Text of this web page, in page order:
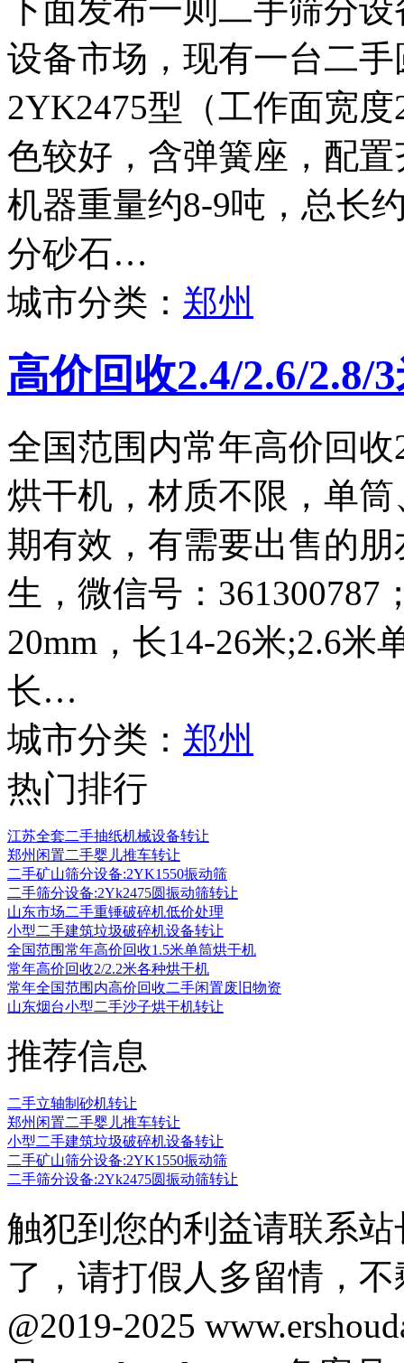
下面发布一则二手筛分
设备市场，现有一台二
2YK2475型（工作面宽
色较好，含弹簧座，配
机器重量约8-9吨，总长
分砂石…
城市分类： 郑州
高价回收2.4/2.6/2.8/
全国范围内常年高价回收
烘干机，材质不限，单
期有效，有需要出售的朋
生，微信号：361300787
20mm，长14-26米;2.6米
长…
城市分类： 郑州
热门排行
江苏全套二手抽纸机械设备转让
郑州闲置二手婴儿推车转让
二手矿山筛分设备:2YK1550振动筛
二手筛分设备:2Yk2475圆振动筛转让
山东市场二手重锤破碎机低价处理
小型二手建筑垃圾破碎机设备转让
全国范围常年高价回收1.5米单筒烘干机
常年高价回收2/2.2米各种烘干机
常年全国范围内高价回收二手闲置废旧物资
山东烟台小型二手沙子烘干机转让
推荐信息
二手立轴制砂机转让
郑州闲置二手婴儿推车转让
小型二手建筑垃圾破碎机设备转让
二手矿山筛分设备:2YK1550振动筛
二手筛分设备:2Yk2475圆振动筛转让
触犯到您的利益请联系
了，请打假人多留情，
@2019-2025